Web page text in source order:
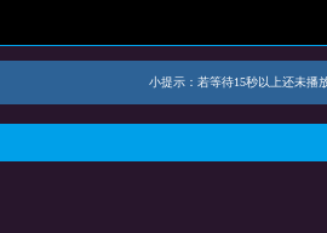
小提示：若等待15秒以上还未播